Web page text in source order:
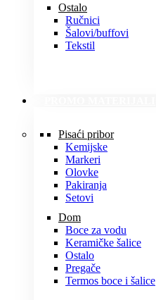
Ostalo
Ručnici
Šalovi/buffovi
Tekstil
Pisaći pribor
Kemijske
Markeri
Olovke
Pakiranja
Setovi
Dom
Boce za vodu
Keramičke šalice
Ostalo
Pregače
Termos boce i šalice